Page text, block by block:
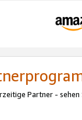
Partner - sehen